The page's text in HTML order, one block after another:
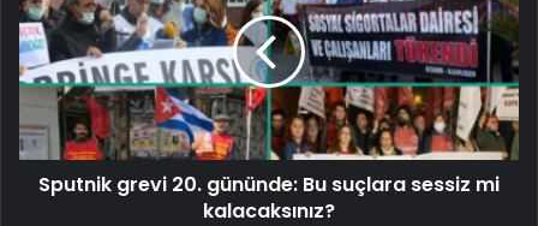
Sputnik grevi 20. gününde: Bu suçlara sessiz mi
kalacaksınız?